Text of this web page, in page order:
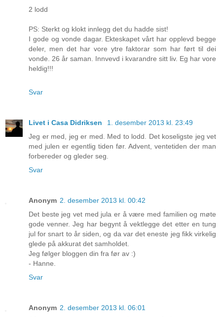
2 lodd
PS: Sterkt og klokt innlegg det du hadde sist!
I gode og vonde dagar. Ekteskapet vårt har opplevd begge
deler, men det har vore ytre faktorar som har ført til dei
vonde. 26 år saman. Innvevd i kvarandre sitt liv. Eg har vore
heldig!!!
Svar
Livet i Casa Didriksen
1. desember 2013 kl. 23:49
Jeg er med, jeg er med. Med to lodd. Det koseligste jeg vet
med julen er egentlig tiden før. Advent, ventetiden der man
forbereder og gleder seg.
Svar
Anonym 2. desember 2013 kl. 00:42
Det beste jeg vet med jula er å være med familien og møte
gode venner. Jeg har begynt å vektlegge det etter en tung
jul for snart to år siden, og da var det eneste jeg fikk virkelig
glede på akkurat det samholdet.
Jeg følger bloggen din fra før av :)
- Hanne.
Svar
Anonym 2. desember 2013 kl. 06:01